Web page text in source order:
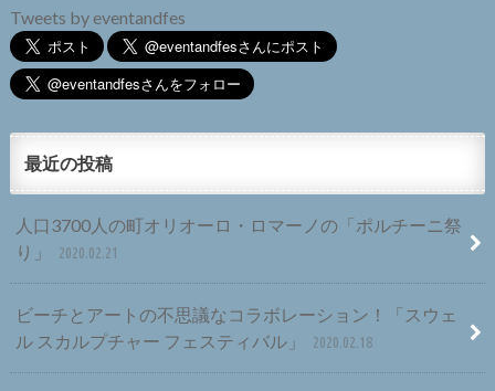
Tweets by eventandfes
最近の投稿
人口3700人の町オリオーロ・ロマーノの「ポルチーニ祭
り」
2020.02.21
ビーチとアートの不思議なコラボレーション！「スウェ
ル スカルプチャー フェスティバル」
2020.02.18